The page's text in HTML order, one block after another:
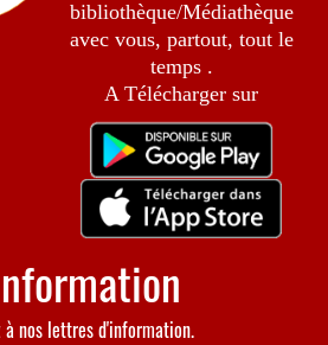
bibliothèque/Médiathèque
avec vous, partout, tout le
temps .
A Télécharger sur
à nos lettres d'information.